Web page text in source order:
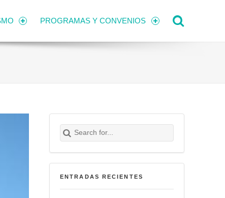
PROGRAMAS Y CONVENIOS
Search for:
Buscar
ENTRADAS RECIENTES